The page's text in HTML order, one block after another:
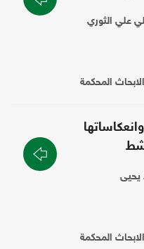
علي الثوري
المحكمة
يحيى
المحكمة